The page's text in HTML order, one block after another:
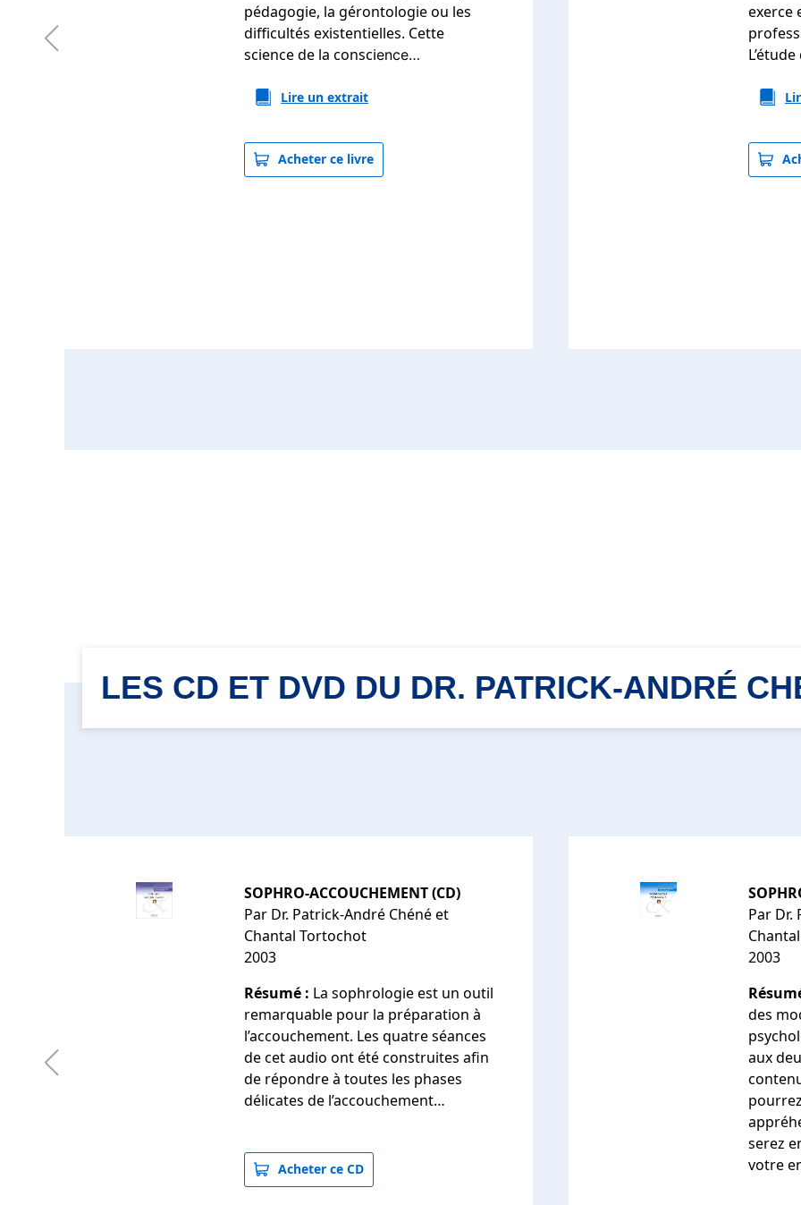
pédagogie, la gérontologie ou les
difficultés existentielles. Cette
science de la conscience…
Lire un extrait
Acheter ce livre
exerce
LES CD ET DVD DU DR. PATRICK-ANDRÉ
SOPHRO-ACCOUCHEMENT (CD)
Par Dr. Patrick-André Chéné et
Chantal Tortochot
2003
Résumé : La sophrologie est un outil
remarquable pour la préparation à
l’accouchement. Les quatre séances
de cet audio ont été construites afin
de répondre à toutes les phases
délicates de l’accouchement…
Acheter ce CD
Par Dr.
2003
des
aux
serez
votre